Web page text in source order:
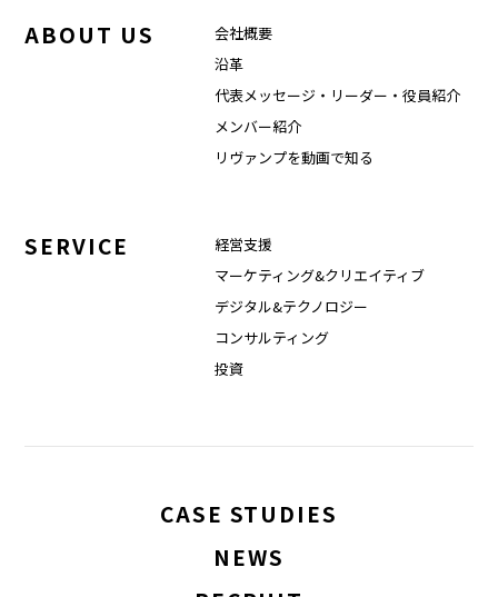
ABOUT US
会社概要
沿革
代表メッセージ・リーダー・役員紹介
メンバー紹介
リヴァンプを動画で知る
SERVICE
経営支援
マーケティング&クリエイティブ
デジタル&テクノロジー
コンサルティング
投資
CASE STUDIES
NEWS